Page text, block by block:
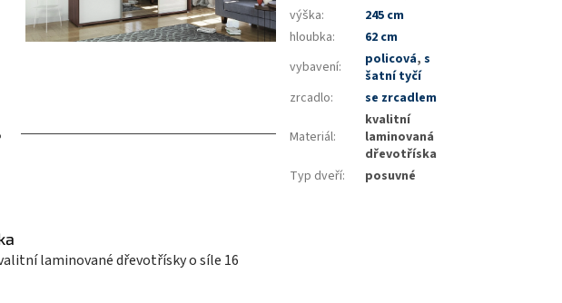
laminované dřevotřísky o síle 16
výška:
245 cm
hloubka:
62 cm
vybavení: policová, s
šatní tyčí
zrcadlo: se zrcadlem
Materiál:
kvalitní
laminovaná
dřevotříska
Typ dveří: posuvné